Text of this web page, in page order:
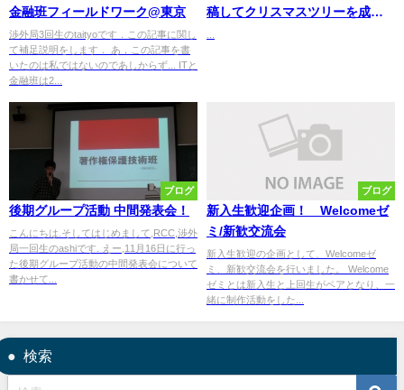
金融班フィールドワーク@東京
渉外局3回生のtaityoです．この記事に関し
て補足説明をします． あ，この記事を書
いたのは私ではないのであしからず... ITと
金融班は2...
稿してクリスマスツリーを成長
ブログ
後期グループ活動 中間発表会！
こんにちは.そしてはじめまして,RCC,渉外
局一回生のashiです. えー,11月16日に行っ
た後期グループ活動の中間発表会について
書かせて...
ブログ
新入生歓迎企画！ Welcomeゼ
ミ/新歓交流会
新入生歓迎の企画として、Welcomeゼ
ミ、新歓交流会を行いました。 Welcome
ゼミとは新入生と上回生がペアとなり、一
緒に制作活動をした...
検索